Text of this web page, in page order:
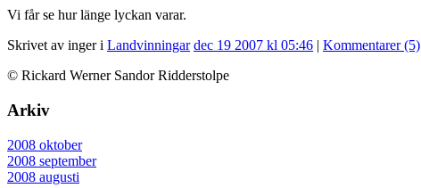
Vi får se hur länge lyckan varar.
Skrivet av inger i Landvinningar dec 19 2007 kl 05:46 | Kommentarer (5)
© Rickard Werner Sandor Ridderstolpe
Arkiv
2008 oktober
2008 september
2008 augusti